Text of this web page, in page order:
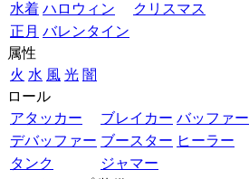
水着 ハロウィン
クリスマス
正月 バレンタイン
属性
火 水 風 光 闇
ロール
アタッカー
ブレイカー バッファー
デバッファー ブースター ヒーラー
タンク
ジャマー